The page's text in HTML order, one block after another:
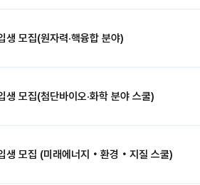
모집(원자력·핵융합 분야)
모집(첨단바이오·화학 분야 스쿨)
생 모집 (미래에너지‧환경‧지질 스쿨)